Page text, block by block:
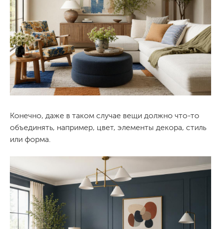
Конечно, даже в таком случае вещи должно что-то
объединять, например, цвет, элементы декора, стиль
или форма.